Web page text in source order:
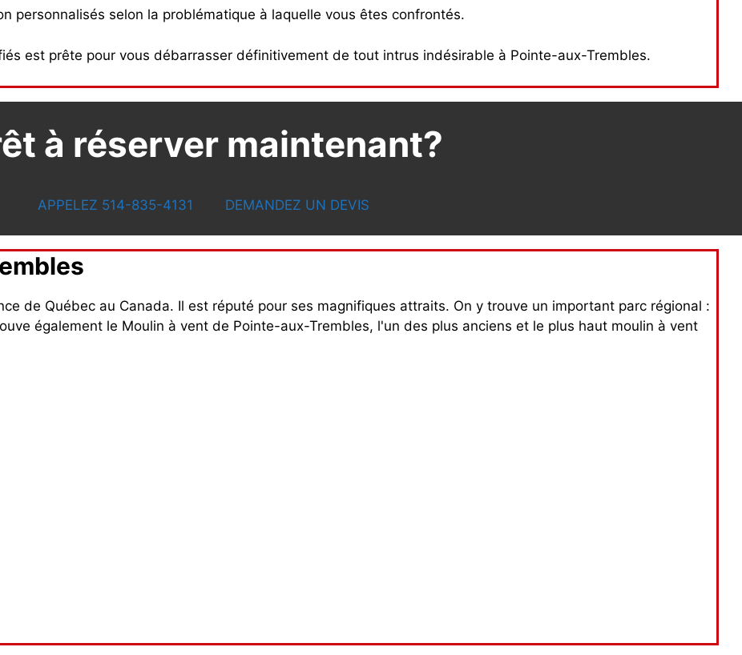
personnalisés selon la problématique à laquelle vous êtes confrontés.
est prête pour vous débarrasser définitivement de tout intrus indésirable à Pointe-aux-Trembles.
à réserver maintenant?
APPELEZ 514-835-4131 DEMANDEZ UN DEVIS
de Québec au Canada. Il est réputé pour ses magnifiques attraits. On y trouve un important parc régional :
également le Moulin à vent de Pointe-aux-Trembles, l'un des plus anciens et le plus haut moulin à vent